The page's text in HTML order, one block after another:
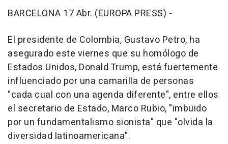
BARCELONA 17 Abr. (EUROPA PRESS) -
El presidente de Colombia, Gustavo Petro, ha
asegurado este viernes que su homólogo de
Estados Unidos, Donald Trump, está fuertemente
influenciado por una camarilla de personas
"cada cual con una agenda diferente", entre ellos
el secretario de Estado, Marco Rubio, "imbuido
por un fundamentalismo sionista" que "olvida la
diversidad latinoamericana".